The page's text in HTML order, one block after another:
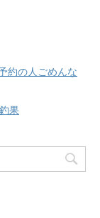
約の人ごめんな
果